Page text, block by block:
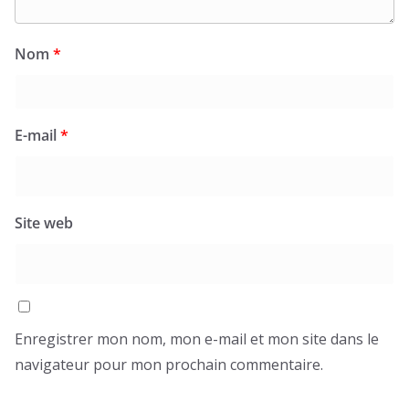
Nom *
E-mail*
Site web
Enregistrer mon nom, mon e-mail et mon site dans le
navigateur pour mon prochain commentaire.